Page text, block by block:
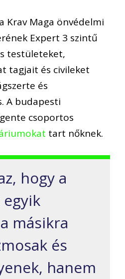
Krav Maga önvédelmi
Expert 3 szintű
testületeket,
tagjait és civileket
és
A budapesti
csoportos
tart nőknek.
hogy a
másikra
és
hanem